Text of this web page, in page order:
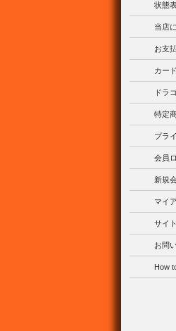
状態
当店
お支
カー
ドラ
特定
プラ
会員
新規
マイ
サイ
お問
How